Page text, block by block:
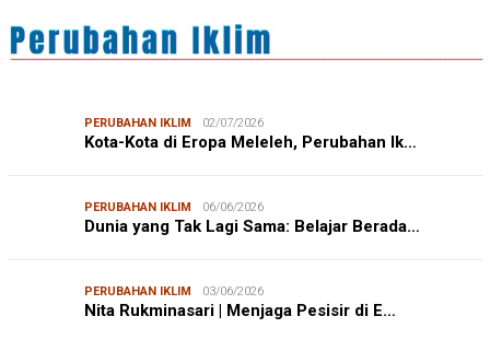
PERUBAHAN IKLIM 02/07/2026
Kota-Kota di Eropa Meleleh, Perubahan Ik…
PERUBAHAN IKLIM 06/06/2026
Dunia yang Tak Lagi Sama: Belajar Berada…
PERUBAHAN IKLIM 03/06/2026
Nita Rukminasari | Menjaga Pesisir di E…